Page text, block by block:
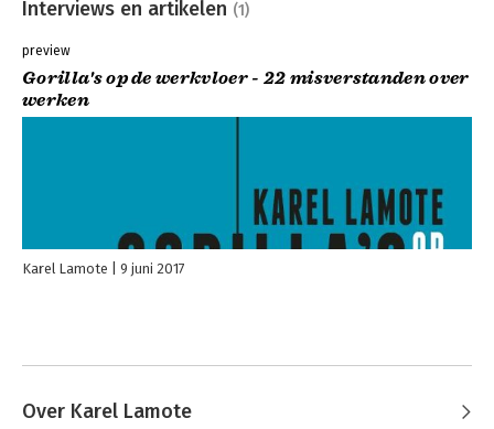
Interviews en artikelen (1)
preview
Gorilla's op de werkvloer - 22 misverstanden over
werken
Karel Lamote 9 juni 2017
Over Karel Lamote